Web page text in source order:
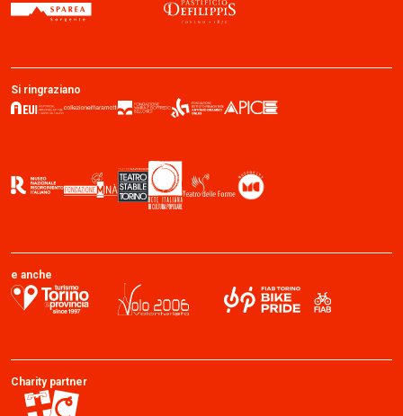
Si ringraziano
e anche
Charity partner